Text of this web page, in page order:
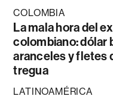
COLOMBIA
La mala hora del
colombiano: dólar
aranceles y fletes
tregua
LATINOAMÉRICA